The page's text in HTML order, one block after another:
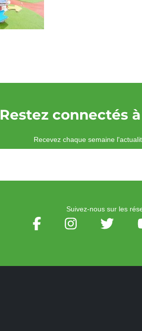
Restez connectés
Recevez chaque semaine
Suivez-nous sur les